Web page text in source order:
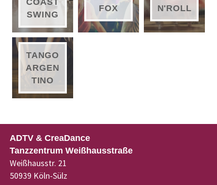
SWING
FOX
N'ROLL
TANGO
ARGEN
TINO
ADTV & CreaDance
Tanzzentrum Weißhausstraße
Weißhausstr. 21
50939 Köln-Sülz